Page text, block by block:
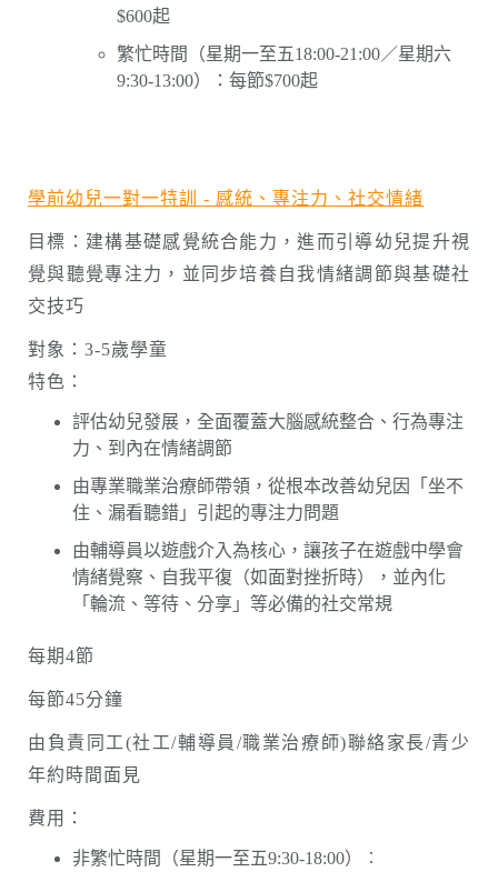
$600起
繁忙時間（星期一至五18:00-21:00／星期六
9:30-13:00）：每節$700起
學前幼兒一對一特訓 - 感統、專注力、社交情緒
目標：建構基礎感覺統合能力，進而引導幼兒提升視
覺與聽覺專注力，並同步培養自我情緒調節與基礎社
交技巧
對象：3-5歲學童
特色：
評估幼兒發展，全面覆蓋大腦感統整合、行為專注
力、到內在情緒調節
由專業職業治療師帶領，從根本改善幼兒因「坐不
住、漏看聽錯」引起的專注力問題
由輔導員以遊戲介入為核心，讓孩子在遊戲中學會
情緒覺察、自我平復（如面對挫折時），並內化
「輪流、等待、分享」等必備的社交常規
每期4節
每節45分鐘
由負責同工(社工/輔導員/職業治療師)聯絡家長/青少
年約時間面見
費用：
非繁忙時間（星期一至五9:30-18:00）︰